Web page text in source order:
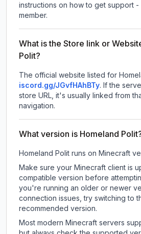
instructions on how to get support
member.
What is the Store link or
Polit?
The official website listed for
iscord.gg/JGvfHAhBTy. If the
store URL, it's usually linked from
navigation.
What version is Homeland
Homeland Polit runs on Minecraft
Make sure your Minecraft client is
compatible version before
you're running an older or newer
connection issues, try switching to
recommended version.
Most modern Minecraft servers